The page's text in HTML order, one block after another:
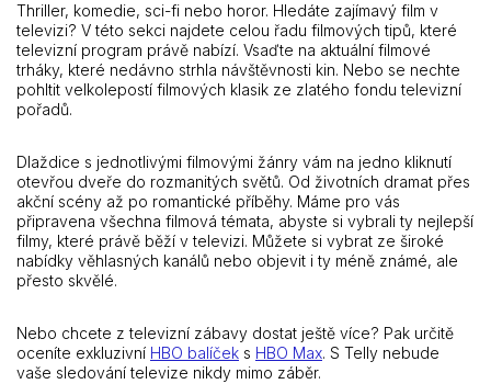
Thriller, komedie, sci-fi nebo horor. Hledáte zajímavý film v
televizi? V této sekci najdete celou řadu filmových tipů, které
televizní program právě nabízí. Vsaďte na aktuální filmové
trháky, které nedávno strhla návštěvnosti kin. Nebo se nechte
pohltit velkolepostí filmových klasik ze zlatého fondu televizní
pořadů.
Dlaždice s jednotlivými filmovými žánry vám na jedno kliknutí
otevřou dveře do rozmanitých světů. Od životních dramat přes
akční scény až po romantické příběhy. Máme pro vás
připravena všechna filmová témata, abyste si vybrali ty nejlepší
filmy, které právě běží v televizi. Můžete si vybrat ze široké
nabídky věhlasných kanálů nebo objevit i ty méně známé, ale
přesto skvělé.
Nebo chcete z televizní zábavy dostat ještě více? Pak určitě
oceníte exkluzivní HBO balíček s HBO Max. S Telly nebude
vaše sledování televize nikdy mimo záběr.